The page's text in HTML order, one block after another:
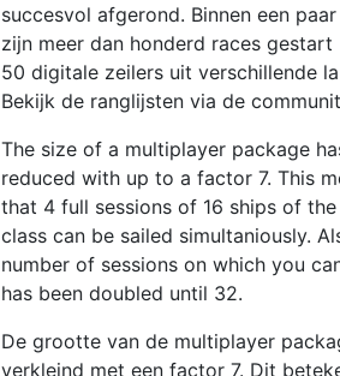
succesvol afgerond. Binnen een
zijn meer dan honderd races gestart
50 digitale zeilers uit verschillende
Bekijk de ranglijsten via de
The size of a multiplayer package
reduced with up to a factor 7. This
that 4 full sessions of 16 ships of
class can be sailed simultaniously.
number of sessions on which you
has been doubled until 32.
De grootte van de multiplayer
verkleind met een factor 7. Dit